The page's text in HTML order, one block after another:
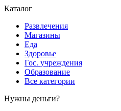
Каталог
Развлечения
Магазины
Еда
Здоровье
Гос. учреждения
Образование
Все категории
Нужны деньги?